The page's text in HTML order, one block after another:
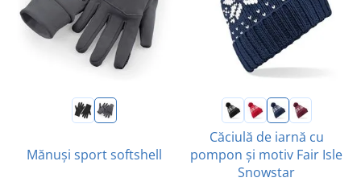
Mănuși sport softshell
Căciulă de iarnă cu
pompon și motiv Fair Isle
Snowstar